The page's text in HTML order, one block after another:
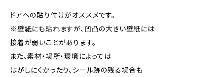
ドアへの貼り付けがオススメです。
※壁紙にも貼れますが、凹凸の大きい壁紙には
接着が弱いことがあります。
また、素材・場所・環境によっては
はがしにくかったり、シール跡の残る場合も